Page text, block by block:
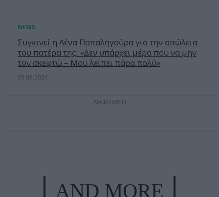
Συγκινεί η Λένα Παπαληγούρα για την απώλεια
του πατέρα της: «Δεν υπάρχει μέρα που να μην
τον σκεφτώ – Μου λείπει πάρα πολύ»
05.08.2026
ΔΙΑΦΗΜΙΣΗ
AND MORE